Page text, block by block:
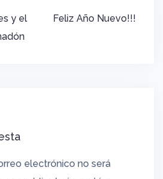
y el
Feliz Año Nuevo!!!
electrónico no será